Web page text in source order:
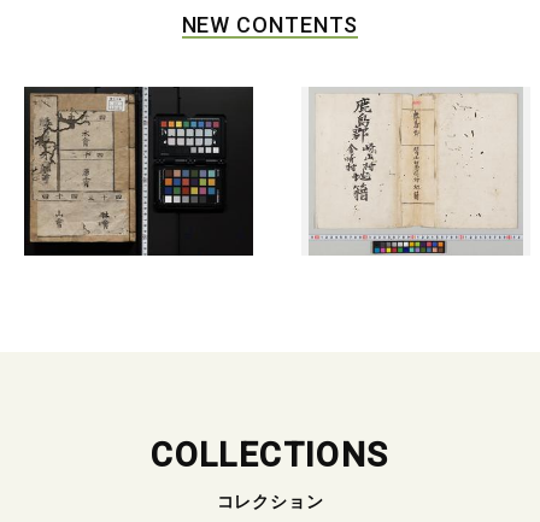
NEW CONTENTS
COLLECTIONS
コレクション